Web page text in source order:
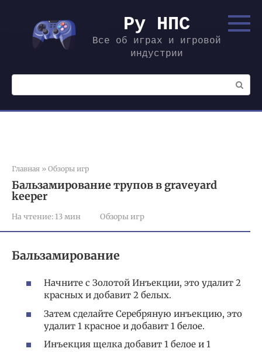
контенту
Ру НПС
Все об играх и игровой
индустрии
Поиск:
Главная » Обзоры игр
Бальзамирование трупов в graveyard
keeper
На чтение: 13 мин Обзоры игр
Бальзамирование
Начните с Золотой Инъекции, это удалит 2
красных и добавит 2 белых.
Затем сделайте Серебряную инъекцию, это
удалит 1 красное и добавит 1 белое.
Инъекция щелка добавит 1 белое и 1